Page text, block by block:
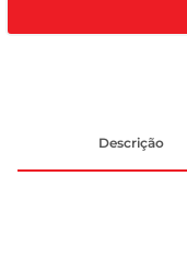
Descrição